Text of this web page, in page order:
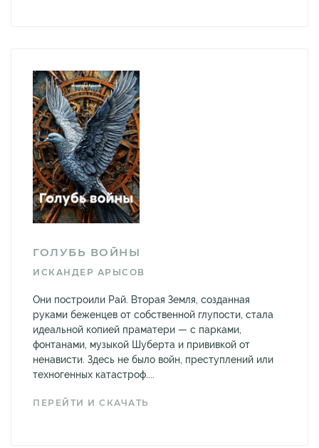
ГОЛУБЬ ВОЙНЫ
ИСКАНДЕР АРЫСОВ
Они построили Рай. Вторая Земля, созданная
руками беженцев от собственной глупости, стала
идеальной копией праматери — с парками,
фонтанами, музыкой Шуберта и прививкой от
ненависти. Здесь не было войн, преступлений или
техногенных катастроф....
ПЕРЕЙТИ И СКАЧАТЬ